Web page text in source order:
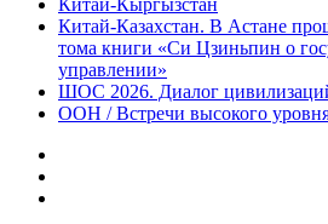
Китай-Кыргызстан
Китай-Казахстан. В Астане
тома книги «Си Цзиньпин о
управлении»
ШОС 2026. Диалог
ООН / Встречи высокого